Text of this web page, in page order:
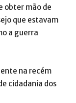
obter mão de
que estavam
a guerra
na recém
cidadania dos